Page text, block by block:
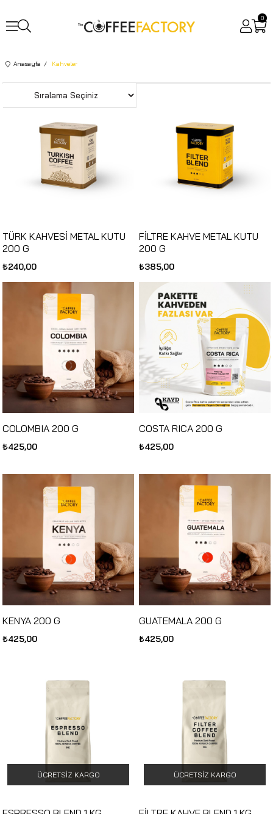
0
Anasayfa Kahveler
TÜRK KAHVESİ METAL KUTU
200 G
₺240,00
FİLTRE KAHVE METAL KUTU
200 G
₺385,00
COLOMBIA 200 G
₺425,00
COSTA RICA 200 G
₺425,00
KENYA 200 G
₺425,00
GUATEMALA 200 G
₺425,00
ÜCRETSIZ KARGO ÜCRETSIZ KARGO